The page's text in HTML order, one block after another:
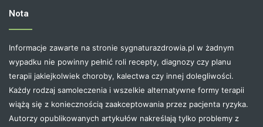
Nota
Informacje zawarte na stronie sygnaturazdrowia.pl w żadnym
wypadku nie powinny pełnić roli recepty, diagnozy czy planu
terapii jakiejkolwiek choroby, kalectwa czy innej dolegliwości.
Każdy rodzaj samoleczenia i wszelkie alternatywne formy terapii
wiążą się z koniecznością zaakceptowania przez pacjenta ryzyka.
Autorzy opublikowanych artykułów nakreślają tylko problemy z